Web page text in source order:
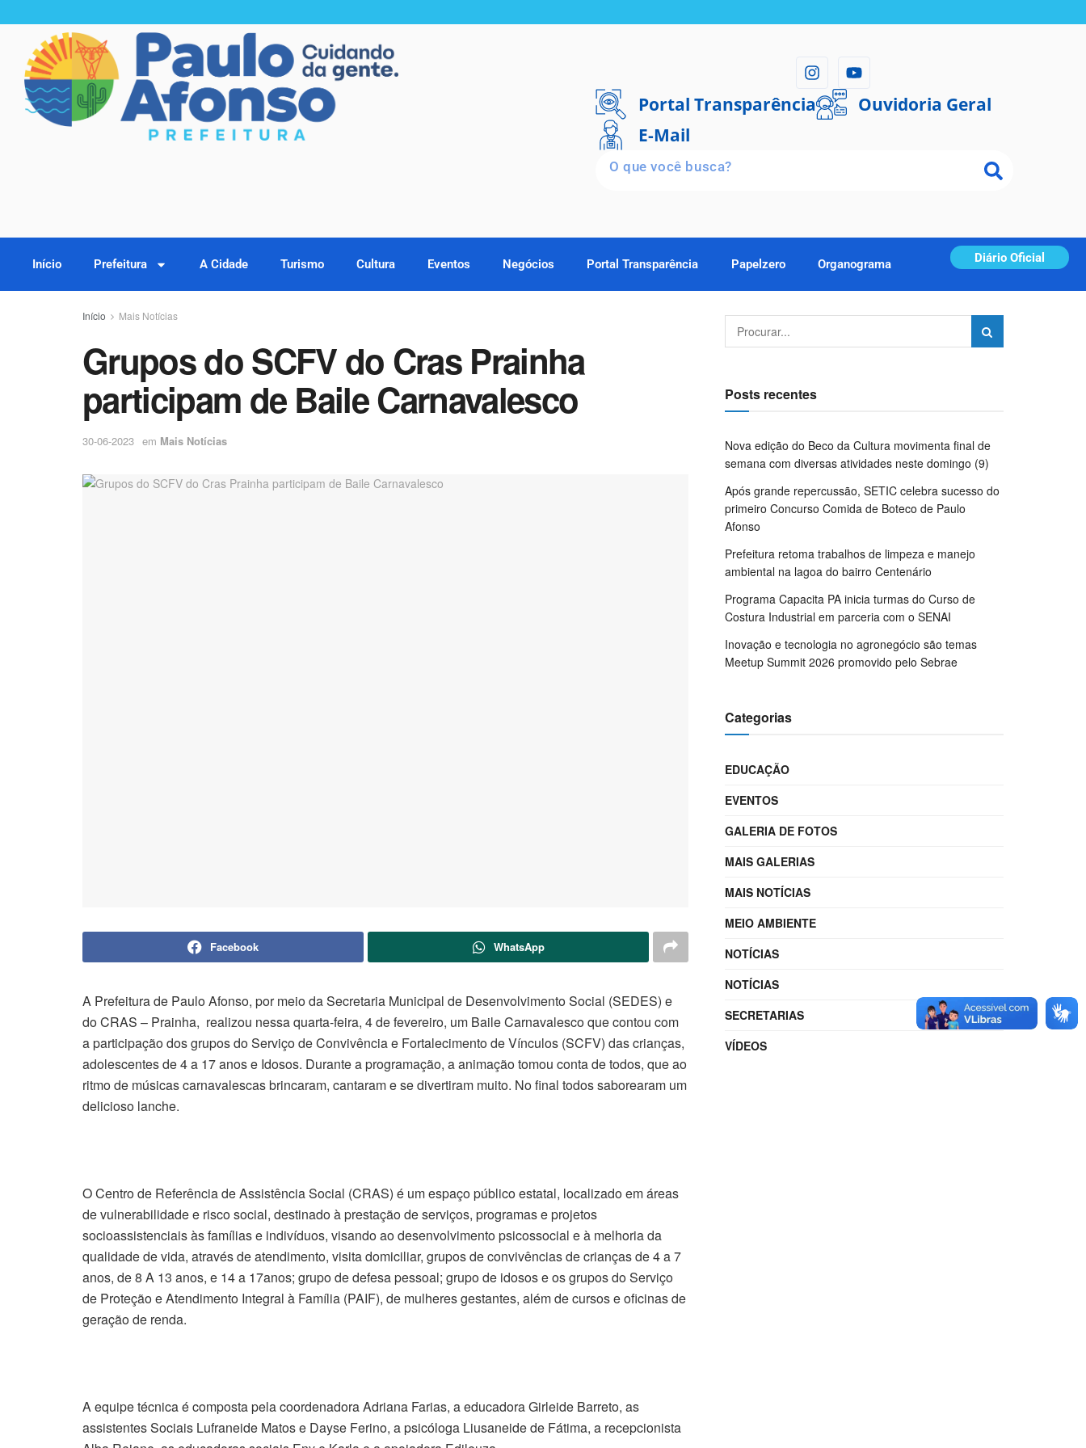
Portal Transparência
Ouvidoria Geral
E-Mail
Início Prefeitura A Cidade Turismo Cultura Eventos Negócios Portal Transparência Papelzero Organograma Diário Oficial
Início Mais Notícias
Grupos do SCFV do Cras Prainha
participam de Baile Carnavalesco
30-06-2023 em Mais Notícias
Facebook WhatsApp
A Prefeitura de Paulo Afonso, por meio da Secretaria Municipal de Desenvolvimento Social (SEDES) e
do CRAS – Prainha, realizou nessa quarta-feira, 4 de fevereiro, um Baile Carnavalesco que contou com
a participação dos grupos do Serviço de Convivência e Fortalecimento de Vínculos (SCFV) das crianças,
adolescentes de 4 a 17 anos e Idosos. Durante a programação, a animação tomou conta de todos, que ao
ritmo de músicas carnavalescas brincaram, cantaram e se divertiram muito. No final todos saborearam um
delicioso lanche.
O Centro de Referência de Assistência Social (CRAS) é um espaço público estatal, localizado em áreas
de vulnerabilidade e risco social, destinado à prestação de serviços, programas e projetos
socioassistenciais às famílias e indivíduos, visando ao desenvolvimento psicossocial e à melhoria da
qualidade de vida, através de atendimento, visita domiciliar, grupos de convivências de crianças de 4 a 7
anos, de 8 A 13 anos, e 14 a 17anos; grupo de defesa pessoal; grupo de idosos e os grupos do Serviço
de Proteção e Atendimento Integral à Família (PAIF), de mulheres gestantes, além de cursos e oficinas de
geração de renda.
A equipe técnica é composta pela coordenadora Adriana Farias, a educadora Girleide Barreto, as
assistentes Sociais Lufraneide Matos e Dayse Ferino, a psicóloga Liusaneide de Fátima, a recepcionista
Posts recentes
Nova edição do Beco da Cultura movimenta final de
semana com diversas atividades neste domingo (9)
Após grande repercussão, SETIC celebra sucesso do
primeiro Concurso Comida de Boteco de Paulo
Afonso
Prefeitura retoma trabalhos de limpeza e manejo
ambiental na lagoa do bairro Centenário
Programa Capacita PA inicia turmas do Curso de
Costura Industrial em parceria com o SENAI
Inovação e tecnologia no agronegócio são temas
Meetup Summit 2026 promovido pelo Sebrae
Categorias
EDUCAÇÃO
EVENTOS
GALERIA DE FOTOS
MAIS GALERIAS
MAIS NOTÍCIAS
MEIO AMBIENTE
NOTÍCIAS
NOTÍCIAS
SECRETARIAS
VÍDEOS